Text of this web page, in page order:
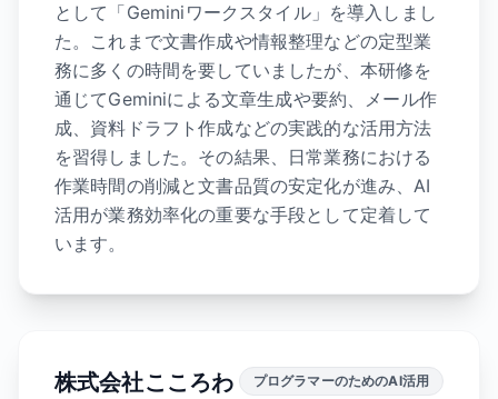
として「Geminiワークスタイル」を導入しまし
た。これまで文書作成や情報整理などの定型業
務に多くの時間を要していましたが、本研修を
通じてGeminiによる文章生成や要約、メール作
成、資料ドラフト作成などの実践的な活用方法
を習得しました。その結果、日常業務における
作業時間の削減と文書品質の安定化が進み、AI
活用が業務効率化の重要な手段として定着して
います。
株式会社こころわ
プログラマーのためのAI活用